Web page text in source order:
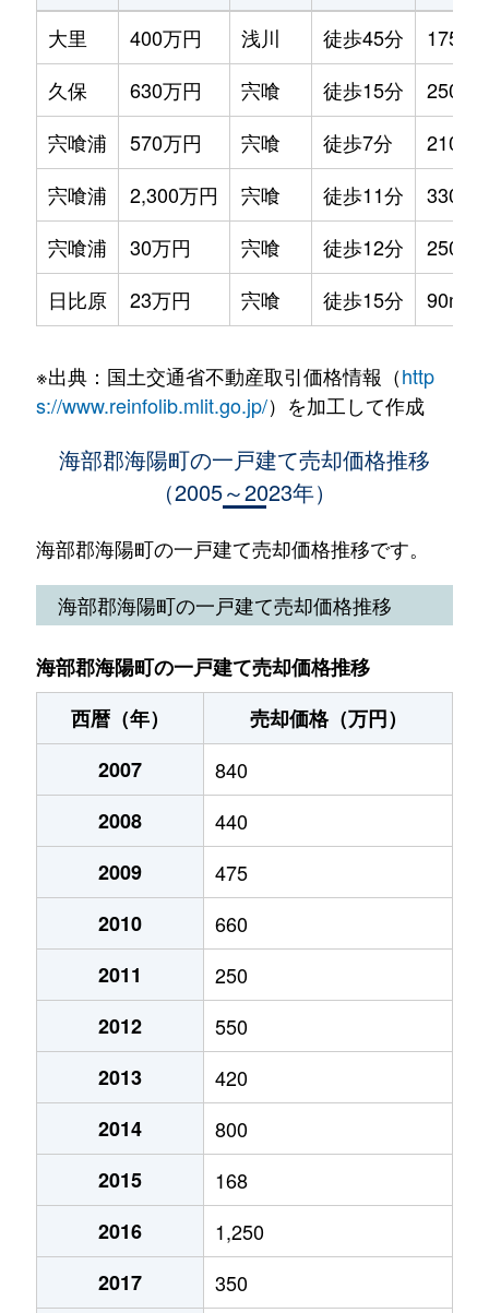
大里
400万円 浅川 徒歩45分
175m²
久保
630万円 宍喰 徒歩15分
250m²
宍喰浦
570万円 宍喰 徒歩7分
210m²
宍喰浦
2,300万円 宍喰 徒歩11分
330m²
宍喰浦
30万円 宍喰 徒歩12分
250m²
日比原
23万円 宍喰 徒歩15分 90m²
※出典：国土交通省不動産取引価格情報（http
s://www.reinfolib.mlit.go.jp/）を加工して作成
海部郡海陽町の一戸建て売却価格推移
（2005～2023年）
海部郡海陽町の一戸建て売却価格推移です。
海部郡海陽町の一戸建て売却価格推移
海部郡海陽町の一戸建て売却価格推移
西暦（年）
売却価格（万円）
2007
840
2008
440
2009
475
2010
660
2011
250
2012
550
2013
420
2014
800
2015
168
2016
1,250
2017
350